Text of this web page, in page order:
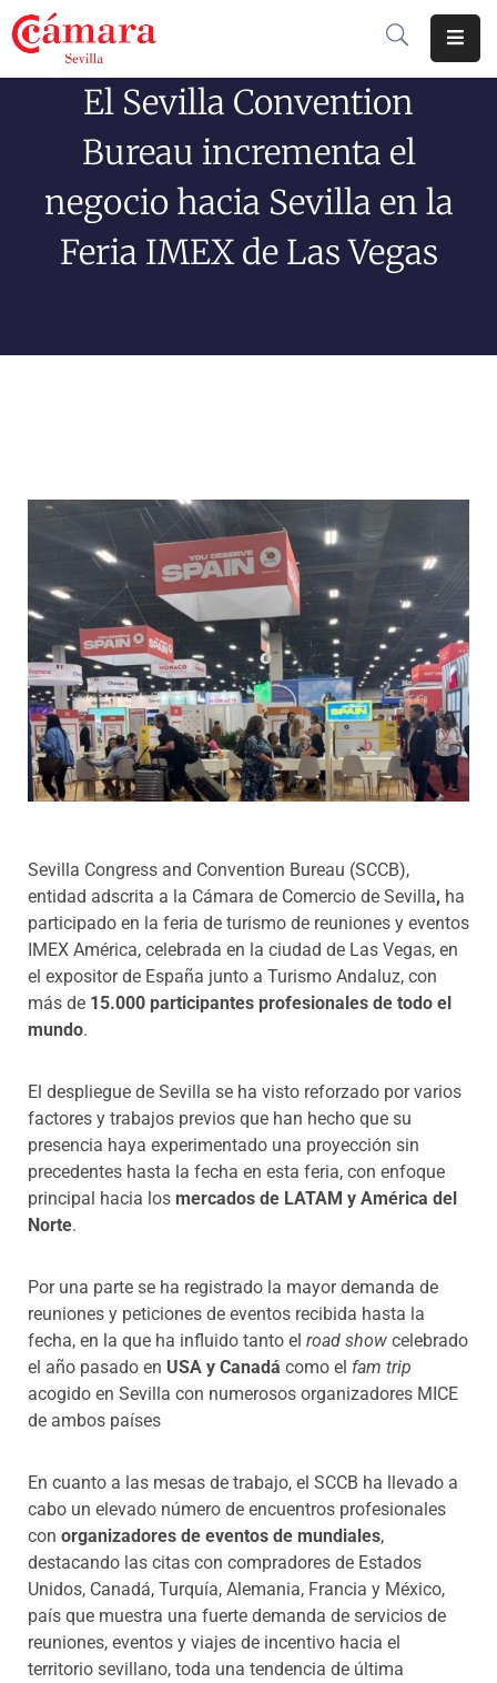
Comercio
Soluciones
El Sevilla Convention
Bureau incrementa el
negocio hacia Sevilla en la
Feria IMEX de Las Vegas
Sevilla Congress and Convention Bureau (SCCB),
entidad adscrita a la Cámara de Comercio de Sevilla, ha
participado en la feria de turismo de reuniones y eventos
IMEX América, celebrada en la ciudad de Las Vegas, en
el expositor de España junto a Turismo Andaluz, con
más de 15.000 participantes profesionales de todo el
mundo.
El despliegue de Sevilla se ha visto reforzado por varios
factores y trabajos previos que han hecho que su
presencia haya experimentado una proyección sin
precedentes hasta la fecha en esta feria, con enfoque
principal hacia los mercados de LATAM y América del
Norte.
Por una parte se ha registrado la mayor demanda de
reuniones y peticiones de eventos recibida hasta la
fecha, en la que ha influido tanto el road show celebrado
el año pasado en USA y Canadá como el fam trip
acogido en Sevilla con numerosos organizadores MICE
de ambos países
En cuanto a las mesas de trabajo, el SCCB ha llevado a
cabo un elevado número de encuentros profesionales
con organizadores de eventos de mundiales,
destacando las citas con compradores de Estados
Unidos, Canadá, Turquía, Alemania, Francia y México,
país que muestra una fuerte demanda de servicios de
reuniones, eventos y viajes de incentivo hacia el
territorio sevillano, toda una tendencia de última